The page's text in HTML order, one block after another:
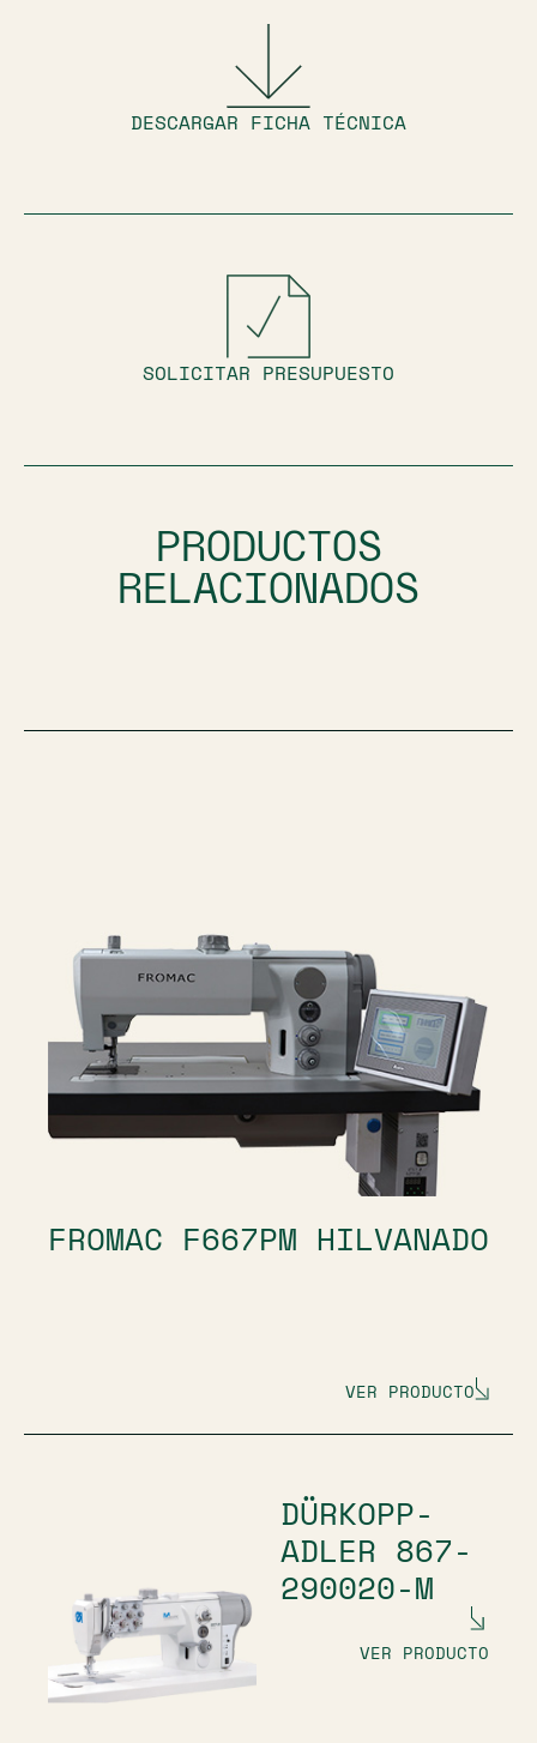
DESCARGAR FICHA TÉCNICA
SOLICITAR PRESUPUESTO
PRODUCTOS
RELACIONADOS
FROMAC F667PM HILVANADO
VER PRODUCTO
DÜRKOPP-
ADLER 867-
290020-M
VER PRODUCTO